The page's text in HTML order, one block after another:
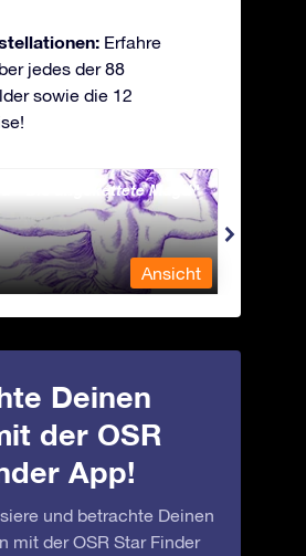
Erfahre
jedes der 88
sowie die 12
- Die angekettete Magd
Ansicht
Deinen
der OSR
App!
und betrachte Deinen
mit der OSR Star Finder